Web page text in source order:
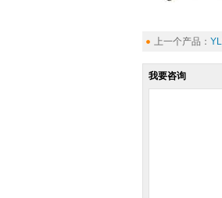
上一个产品：
我要咨询